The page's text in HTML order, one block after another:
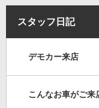
スタッフ日記
デモカー来店
こんなお車がご来